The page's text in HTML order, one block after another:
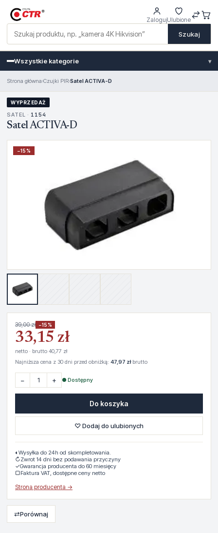
Szukaj
ZalogujUlubione
Wszystkie kategorie ▾
Strona główna›Czujki PIR›Satel ACTIVA-D
WYPRZEDAŻ
SATEL · 1154
Satel ACTIVA-D
−15%
39,00 zł −15%
33,15 zł
netto · brutto 40,77 zł
Najniższa cena z 30 dni przed obniżką: 47,97 złbrutto
− + ● Dostępny
Do koszyka
♡ Dodaj do ulubionych
◐ Wysyłka do 24h od skompletowania.
↻Zwrot 14 dni bez podawania przyczyny
✓Gwarancja producenta do 60 miesięcy
▢Faktura VAT, dostępne ceny netto
Strona producenta →
⇄Porównaj